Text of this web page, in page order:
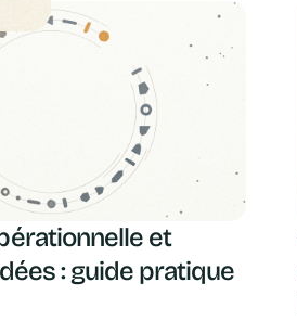
et
: guide pratique